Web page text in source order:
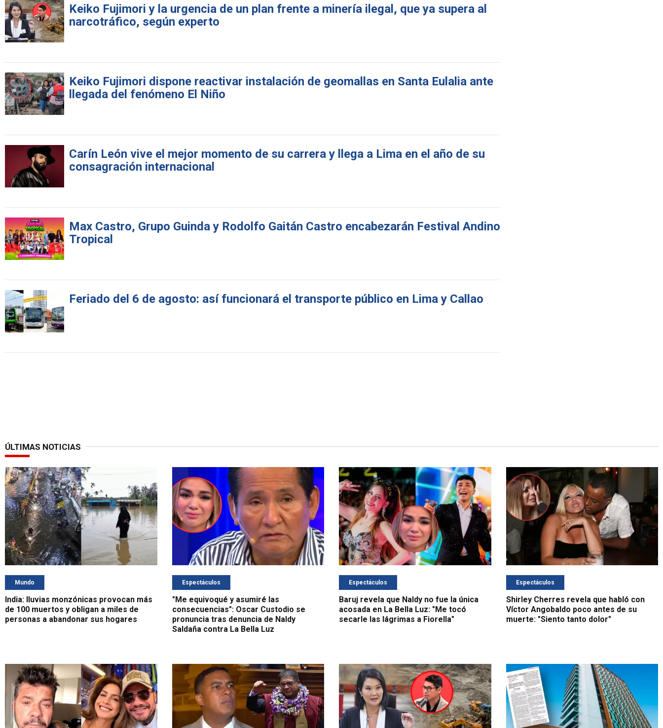
Keiko Fujimori y la urgencia de un plan frente a minería ilegal, que ya supera al
narcotráfico, según experto
Keiko Fujimori dispone reactivar instalación de geomallas en Santa Eulalia ante
llegada del fenómeno El Niño
Carín León vive el mejor momento de su carrera y llega a Lima en el año de su
consagración internacional
Max Castro, Grupo Guinda y Rodolfo Gaitán Castro encabezarán Festival Andino
Tropical
Feriado del 6 de agosto: así funcionará el transporte público en Lima y Callao
ÚLTIMAS NOTICIAS
Mundo
India: lluvias monzónicas provocan más
de 100 muertos y obligan a miles de
personas a abandonar sus hogares
Espectáculos
"Me equivoqué y asumiré las
consecuencias": Oscar Custodio se
pronuncia tras denuncia de Naldy
Saldaña contra La Bella Luz
Espectáculos
Baruj revela que Naldy no fue la única
acosada en La Bella Luz: "Me tocó
secarle las lágrimas a Fiorella"
Espectáculos
Shirley Cherres revela que habló con
Víctor Angobaldo poco antes de su
muerte: "Siento tanto dolor"